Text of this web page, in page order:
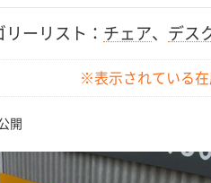
リーリスト： チェア、 デス
※表示されている
開